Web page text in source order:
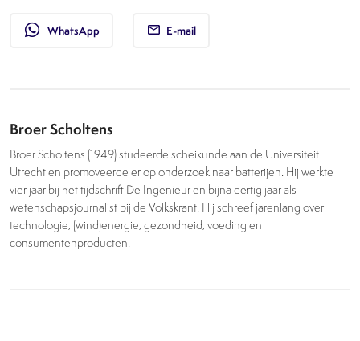
whatsapp WhatsApp E-mail
Broer Scholtens
Broer Scholtens (1949) studeerde scheikunde aan de Universiteit
Utrecht en promoveerde er op onderzoek naar batterijen. Hij werkte
vier jaar bij het tijdschrift De Ingenieur en bijna dertig jaar als
wetenschapsjournalist bij de Volkskrant. Hij schreef jarenlang over
technologie, (wind)energie, gezondheid, voeding en
consumentenproducten.